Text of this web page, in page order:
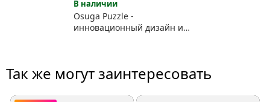
В наличии
Osuga Puzzle -
инновационный дизайн и
Так же могут заинтересовать